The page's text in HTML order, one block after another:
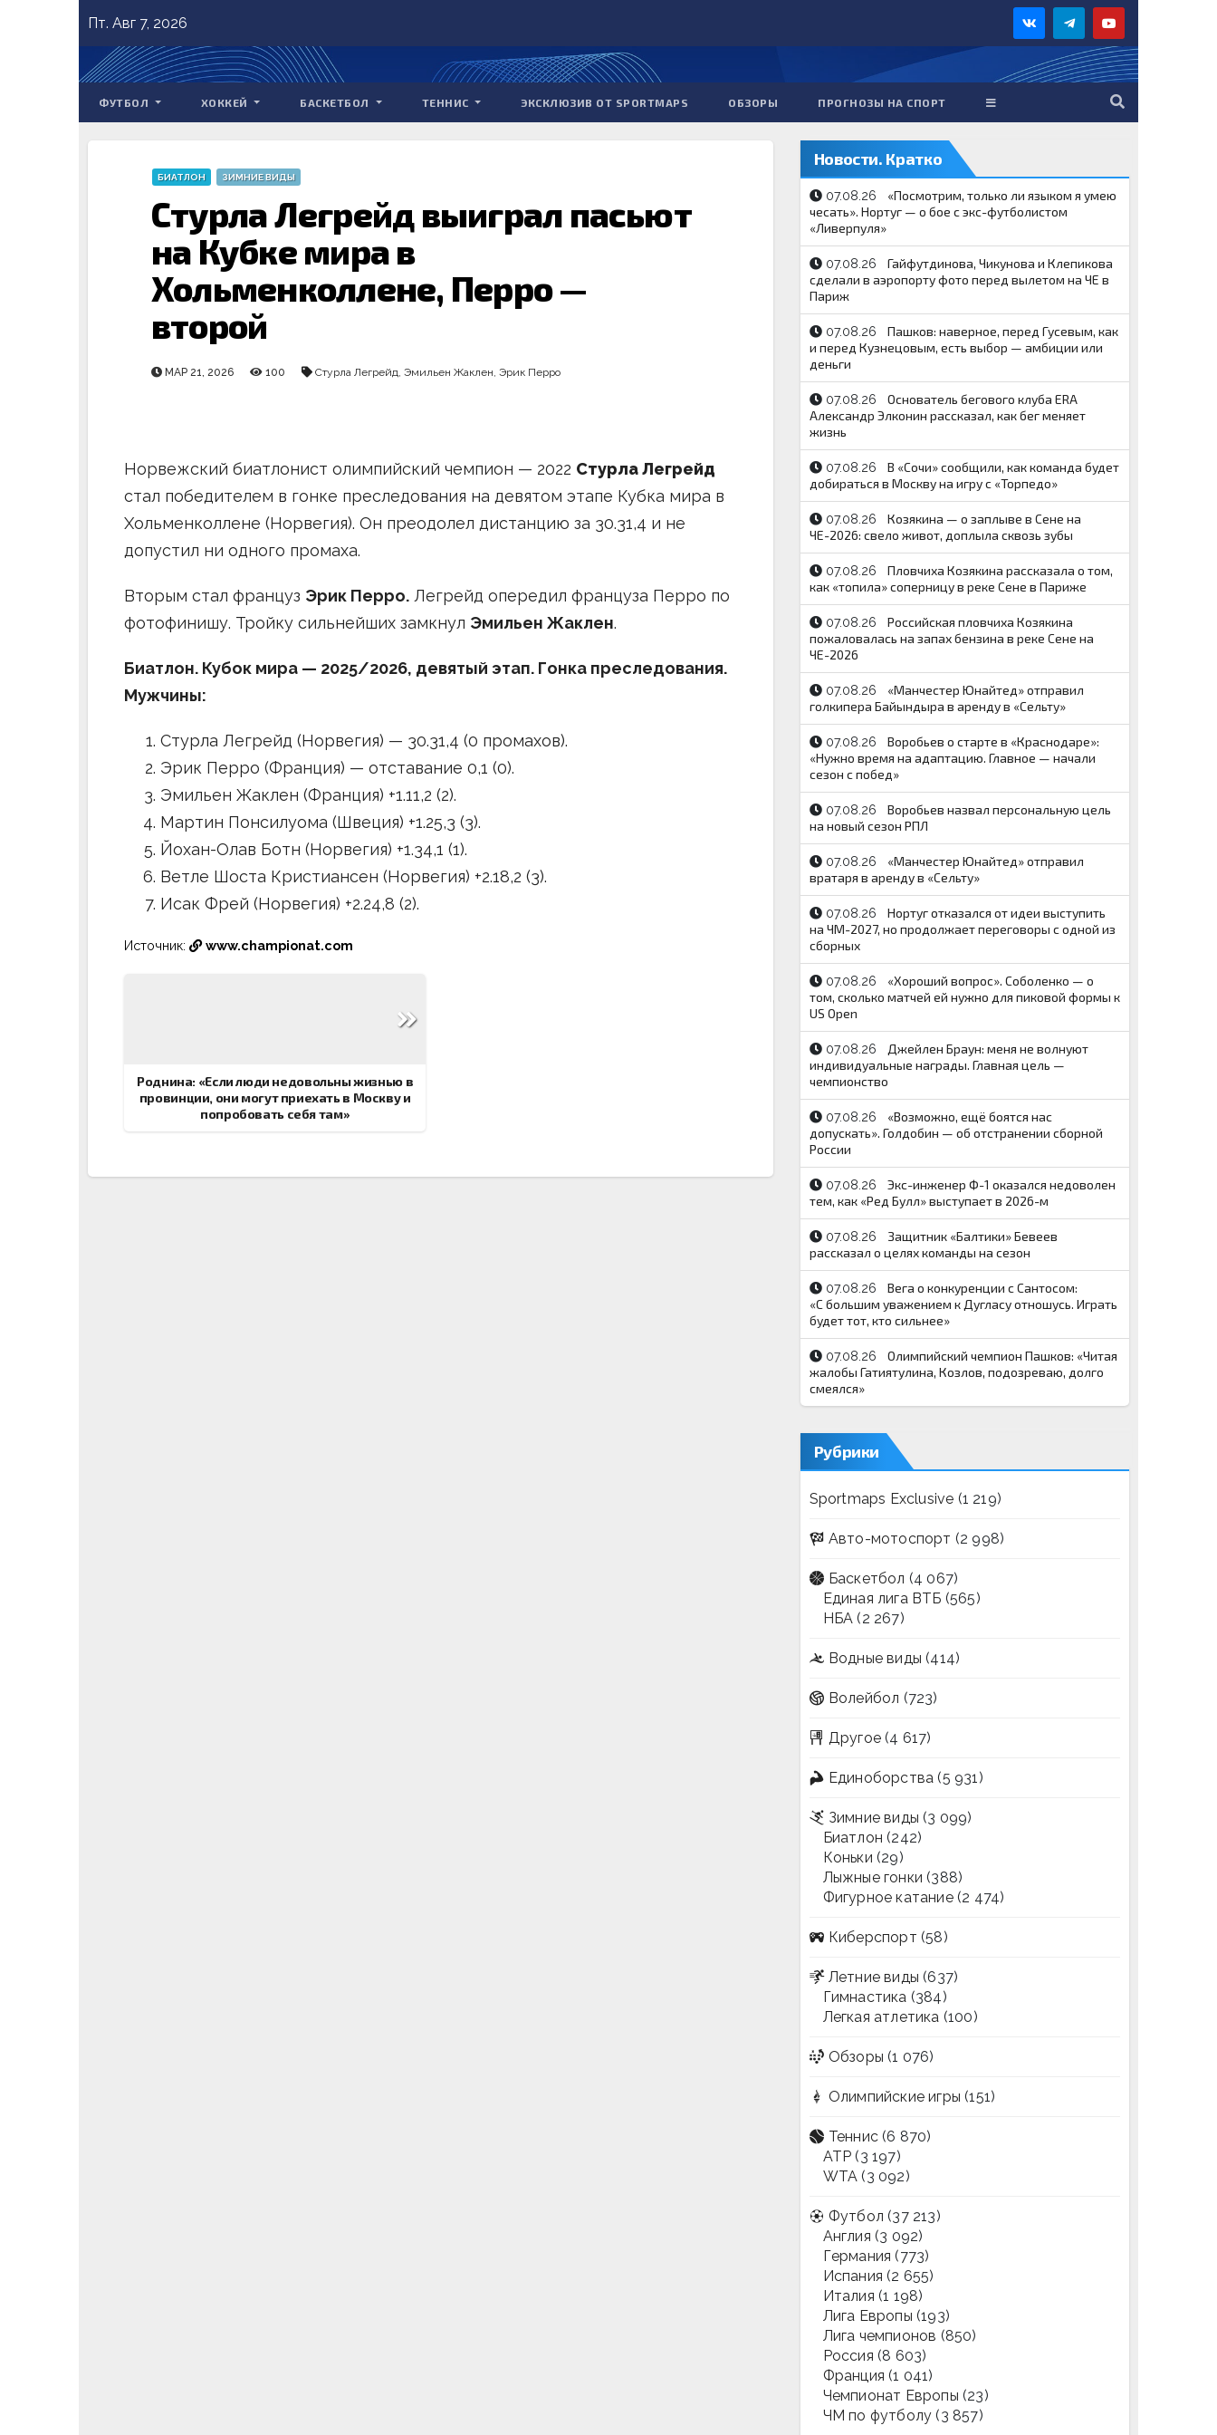
to
content
Пт. Авг 7, 2026
ФУТБОЛ ХОККЕЙ БАСКЕТБОЛ ТЕННИС ЭКСКЛЮЗИВ ОТ SPORTMAPS ОБЗОРЫ ПРОГНОЗЫ НА СПОРТ
БИАТЛОН ЗИМНИЕ ВИДЫ
Стурла Легрейд выиграл пасьют
на Кубке мира в
Хольменколлене, Перро —
второй
МАР 21, 2026 100 Стурла Легрейд, Эмильен Жаклен, Эрик Перро
Норвежский биатлонист олимпийский чемпион — 2022 Стурла Легрейд
стал победителем в гонке преследования на девятом этапе Кубка мира в
Хольменколлене (Норвегия). Он преодолел дистанцию за 30.31,4 и не
допустил ни одного промаха.
Вторым стал француз Эрик Перро. Легрейд опередил француза Перро по
фотофинишу. Тройку сильнейших замкнул Эмильен Жаклен.
Биатлон. Кубок мира — 2025/2026, девятый этап. Гонка преследования.
Мужчины:
Стурла Легрейд (Норвегия) — 30.31,4 (0 промахов).
Эрик Перро (Франция) — отставание 0,1 (0).
Эмильен Жаклен (Франция) +1.11,2 (2).
Мартин Понсилуома (Швеция) +1.25,3 (3).
Йохан-Олав Ботн (Норвегия) +1.34,1 (1).
Ветле Шоста Кристиансен (Норвегия) +2.18,2 (3).
Исак Фрей (Норвегия) +2.24,8 (2).
Источник: www.championat.com
Роднина: «Если люди недовольны жизнью в
провинции, они могут приехать в Москву и
попробовать себя там»
Новости. Кратко
07.08.26
«Посмотрим, только ли языком я умею
чесать». Нортуг — о бое с экс-футболистом
«Ливерпуля»
07.08.26
Гайфутдинова, Чикунова и Клепикова
сделали в аэропорту фото перед вылетом на ЧЕ в
Париж
07.08.26
Пашков: наверное, перед Гусевым, как
и перед Кузнецовым, есть выбор — амбиции или
деньги
07.08.26
Основатель бегового клуба ERA
Александр Элконин рассказал, как бег меняет
жизнь
07.08.26
В «Сочи» сообщили, как команда будет
добираться в Москву на игру с «Торпедо»
07.08.26
Козякина — о заплыве в Сене на
ЧЕ-2026: свело живот, доплыла сквозь зубы
07.08.26
Пловчиха Козякина рассказала о том,
как «топила» соперницу в реке Сене в Париже
07.08.26
Российская пловчиха Козякина
пожаловалась на запах бензина в реке Сене на
ЧЕ-2026
07.08.26
«Манчестер Юнайтед» отправил
голкипера Байындыра в аренду в «Сельту»
07.08.26
Воробьев о старте в «Краснодаре»:
«Нужно время на адаптацию. Главное — начали
сезон с побед»
07.08.26
Воробьев назвал персональную цель
на новый сезон РПЛ
07.08.26
«Манчестер Юнайтед» отправил
вратаря в аренду в «Сельту»
07.08.26
Нортуг отказался от идеи выступить
на ЧМ-2027, но продолжает переговоры с одной из
сборных
07.08.26
«Хороший вопрос». Соболенко — о
том, сколько матчей ей нужно для пиковой формы к
US Open
07.08.26
Джейлен Браун: меня не волнуют
индивидуальные награды. Главная цель —
чемпионство
07.08.26
«Возможно, ещё боятся нас
допускать». Голдобин — об отстранении сборной
России
07.08.26
Экс-инженер Ф-1 оказался недоволен
тем, как «Ред Булл» выступает в 2026-м
07.08.26
Защитник «Балтики» Бевеев
рассказал о целях команды на сезон
07.08.26
Вега о конкуренции с Сантосом:
«С большим уважением к Дугласу отношусь. Играть
будет тот, кто сильнее»
07.08.26
Олимпийский чемпион Пашков: «Читая
жалобы Гатиятулина, Козлов, подозреваю, долго
смеялся»
Рубрики
Sportmaps Exclusive (1 219)
Авто-мотоспорт (2 998)
Баскетбол (4 067)
Единая лига ВТБ (565)
НБА (2 267)
Водные виды (414)
Волейбол (723)
Другое (4 617)
Единоборства (5 931)
Зимние виды (3 099)
Биатлон (242)
Коньки (29)
Лыжные гонки (388)
Фигурное катание(2 474)
Киберспорт (58)
Летние виды (637)
Гимнастика (384)
Легкая атлетика (100)
Обзоры (1 076)
Олимпийские игры (151)
Теннис (6 870)
ATP (3 197)
WTA (3 092)
Футбол (37 213)
Англия (3 092)
Германия (773)
Испания (2 655)
Италия (1 198)
Лига Европы (193)
Лига чемпионов (850)
Россия (8 603)
Франция (1 041)
Чемпионат Европы (23)
ЧМ по футболу (3 857)